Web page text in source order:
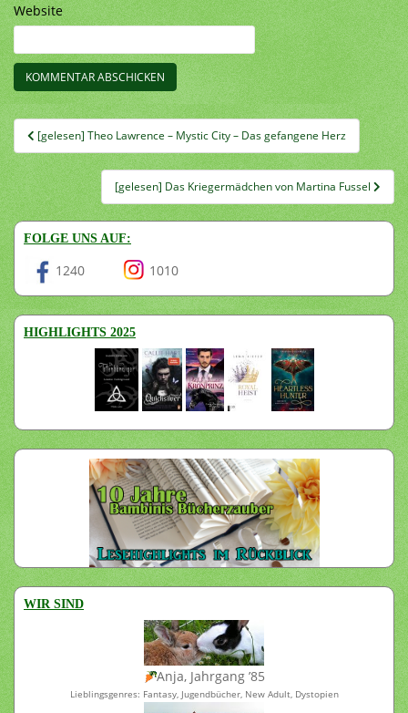
Website
Beitragsnavigation
[gelesen] Theo Lawrence – Mystic City – Das gefangene Herz
[gelesen] Das Kriegermädchen von Martina Fussel
FOLGE UNS AUF:
1240 1010
HIGHLIGHTS 2025
WIR SIND
Anja, Jahrgang ’85
Lieblingsgenres: Fantasy, Jugendbücher, New Adult, Dystopien